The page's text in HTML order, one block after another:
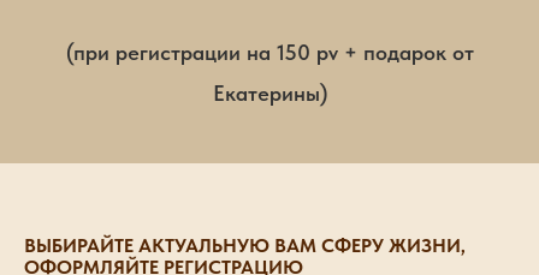
(при регистрации на 150 pv + подарок от
Екатерины)
ВЫБИРАЙТЕ АКТУАЛЬНУЮ ВАМ СФЕРУ ЖИЗНИ,
ОФОРМЛЯЙТЕ РЕГИСТРАЦИЮ